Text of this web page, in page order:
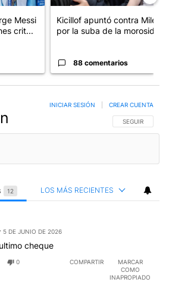
Messi
crit...
Kicillof apuntó contra Milei
por la suba de la morosida...
88 comentarios
SIGA ESTA
SEGUIR
INICIAR SESIÓN CREAR CUENTA
12 LOS MÁS RECIENTES
5 DE JUNIO DE 2026
cheque
0 COMPARTIR
MARCAR
COMO
INAPROPIADO